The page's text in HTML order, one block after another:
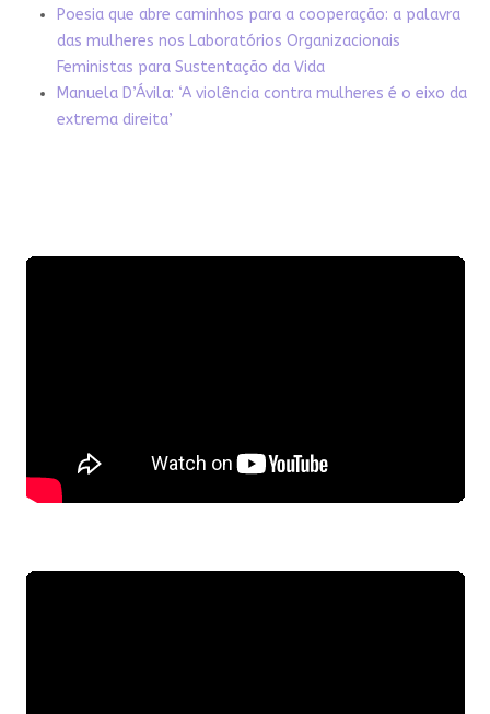
Poesia que abre caminhos para a cooperação: a palavra
das mulheres nos Laboratórios Organizacionais
Feministas para Sustentação da Vida
Manuela D’Ávila: ‘A violência contra mulheres é o eixo da
extrema direita’